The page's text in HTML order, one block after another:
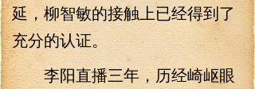
延，柳智敏的接触上已经得到了
充分的认证。
李阳直播三年，历经崎岖眼